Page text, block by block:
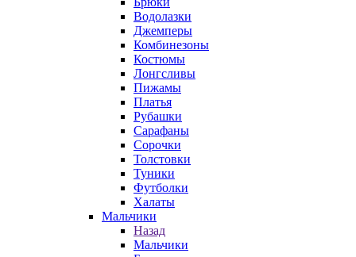
Водолазки
Джемперы
Комбинезоны
Костюмы
Лонгсливы
Пижамы
Платья
Рубашки
Сарафаны
Сорочки
Толстовки
Туники
Футболки
Халаты
Мальчики
Назад
Мальчики